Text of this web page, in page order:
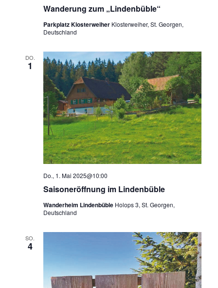
Wanderung zum „Lindenbüble“
Parkplatz Klosterweiher Klosterweiher, St. Georgen,
Deutschland
DO.
1
Saisoneröffnung im Lindenbüble
Do., 1. Mai 2025@10:00
Wanderheim Lindenbüble Holops 3, St. Georgen,
Deutschland
SO.
4